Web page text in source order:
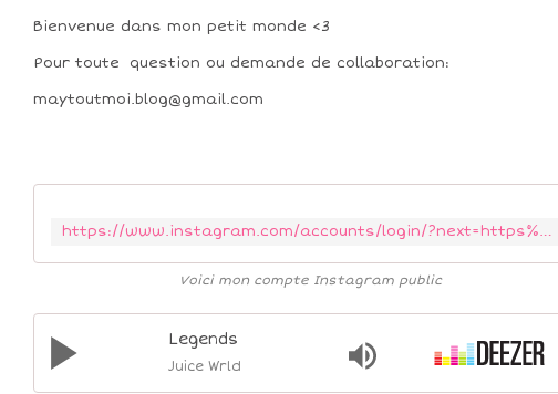
Bienvenue dans mon petit monde <3
Pour toute question ou demande de collaboration:
maytoutmoi.blog@gmail.com
https://www.instagram.com/accounts/login/?next=https%3A%2F%2Fwww.instagram.com%2Fm.ayannnnnnnne%2F&is_from_rle
Voici mon compte Instagram public
Legends
Juice Wrld